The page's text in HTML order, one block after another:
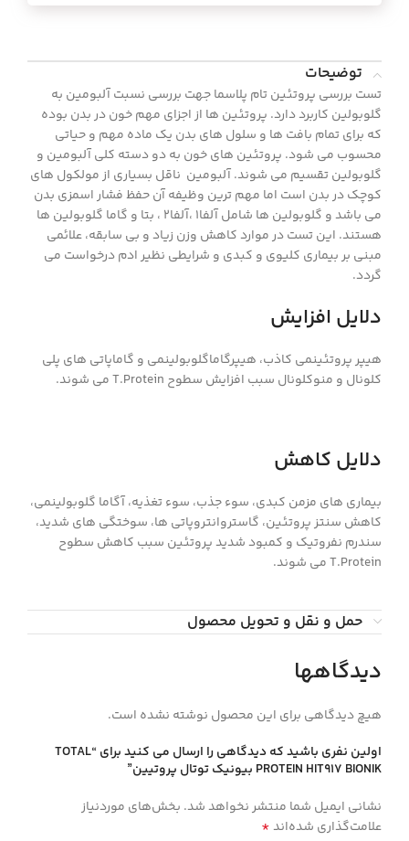
توضیحات
تست بررسی پروتئین تام پلاسما جهت بررسی نسبت آلبومین به
گلوبولین کاربرد دارد. پروتئین ها از اجزای مهم خون در بدن بوده
که برای تمام بافت ها و سلول های بدن یک ماده مهم و حیاتی
محسوب می شود. پروتئین های خون به دو دسته کلی آلبومین و
گلوبولین تقسیم می شوند. آلبومین ناقل بسیاری از مولکول های
کوچک در بدن است اما مهم ترین وظیفه آن حفظ فشار اسمزی بدن
می باشد و گلوبولین ها شامل آلفا1 ،آلفا2 ، بتا و گاما گلوبولین ها
هستند. این تست در موارد کاهش وزن زیاد و بی سابقه، علائمی
مبنی بر بیماری کلیوی و کبدی و شرایطی نظیر ادم درخواست می
گردد.
دلایل افزایش
هیپر پروتئینمی کاذب، هیپرگاماگلوبولینمی و گاماپاتی های پلی
کلونال و منوکلونال سبب افزایش سطوح T.Protein می شوند.
دلایل کاهش
بیماری های مزمن کبدی، سوء جذب، سوء تغذیه، آگاما گلوبولینمی،
کاهش سنتز پروتئین، گاستروانتروپاتی ها، سوختگی های شدید،
سندرم نفروتیک و کمبود شدید پروتئین سبب کاهش سطوح
T.Protein می شوند.
حمل و نقل و تحویل محصول
دیدگاهها
هیچ دیدگاهی برای این محصول نوشته نشده است.
اولین نفری باشید که دیدگاهی را ارسال می کنید برای “TOTAL
PROTEIN HIT917 BIONIK بيونيك توتال پروتيين”
نشانی ایمیل شما منتشر نخواهد شد. بخش‌های موردنیاز
علامت‌گذاری شده‌اند*